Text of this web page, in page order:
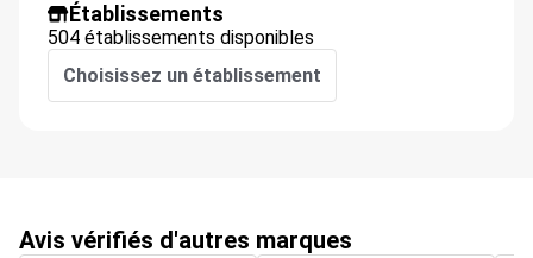
Établissements
504 établissements disponibles
Choisissez un établissement
Avis vérifiés d'autres marques